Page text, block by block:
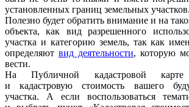
установленных границ земельных участков.
Полезно будет обратить внимание и на
объекта, как вид разрешенного
участка и категорию земель, так как
определяют вид деятельности, которую
вести.
На Публичной кадастровой
и кадастровую стоимость вашего
участка. А если воспользоваться